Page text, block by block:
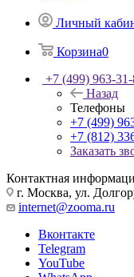
Личный
Корзина0
+7 (499) 963-
Назад
Телефоны
+7 (499)
+7 (812)
Заказать
Контактная
г. Москва, ул.
internet@zooma.ru
Вконтакте
Telegram
YouTube